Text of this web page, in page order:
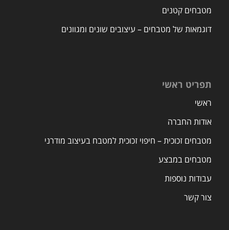
מטבחים קטנים
דוגמאות של מטבחים – עיצובים שונים ומגוונים
תפריט ראשי
ראשי
אודות החברה
מטבחים זכוכית – חיפוי זכוכית למטבח בעיצוב מודרני
מטבחים במבצע
עבודות נוספות
צור קשר